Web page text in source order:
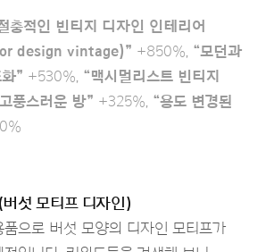
충적인 빈티지 디자인 인테리어
design vintage)” +850%, “모던과
” +530%, “맥시멀리스트 빈티지
풍스러운 방” +325%, “용도 변경된
섯 모티프 디자인)
품으로 버섯 모양의 디자인 모티프가